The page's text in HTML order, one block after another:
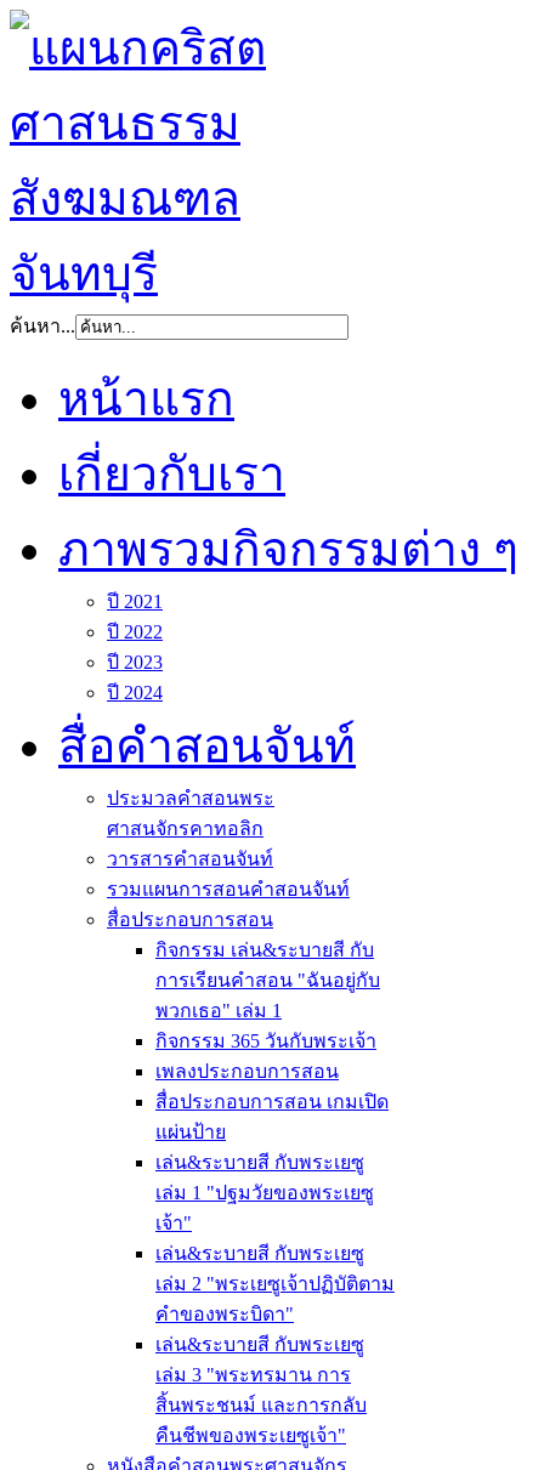
ค้นหา...
หน้าแรก
เกี่ยวกับเรา
ภาพรวมกิจกรรมต่าง ๆ
ปี 2021
ปี 2022
ปี 2023
ปี 2024
สื่อคำสอนจันท์
ประมวลคำสอนพระ
ศาสนจักรคาทอลิก
วารสารคำสอนจันท์
รวมแผนการสอนคำสอนจันท์
สื่อประกอบการสอน
กิจกรรม เล่น&ระบายสี กับ
การเรียนคำสอน "ฉันอยู่กับ
พวกเธอ" เล่ม 1
กิจกรรม 365 วันกับพระเจ้า
เพลงประกอบการสอน
สื่อประกอบการสอน เกมเปิด
แผ่นป้าย
เล่น&ระบายสี กับพระเยซู
เล่ม 1 "ปฐมวัยของพระเยซู
เจ้า"
เล่น&ระบายสี กับพระเยซู
เล่ม 2 "พระเยซูเจ้าปฏิบัติตาม
คำของพระบิดา"
เล่น&ระบายสี กับพระเยซู
เล่ม 3 "พระทรมาน การ
สิ้นพระชนม์ และการกลับ
คืนชีพของพระเยซูเจ้า"
หนังสือคำสอนพระศาสนจักร